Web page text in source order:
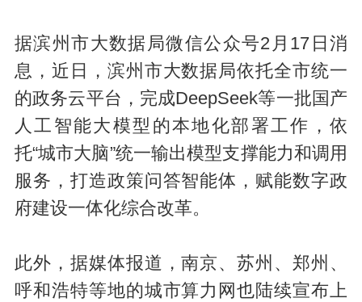
据滨州市大数据局微信公众号2月17日消
息，近日，滨州市大数据局依托全市统一
的政务云平台，完成DeepSeek等一批国产
人工智能大模型的本地化部署工作，依
托“城市大脑”统一输出模型支撑能力和调用
服务，打造政策问答智能体，赋能数字政
府建设一体化综合改革。
此外，据媒体报道，南京、苏州、郑州、
呼和浩特等地的城市算力网也陆续宣布上